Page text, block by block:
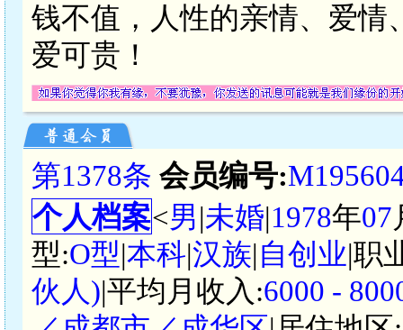
钱不值，人性的亲情、爱情
爱可贵！
第1378条 会员编号:
个人档案<男|未婚|1978年07
型:O型|本科|汉族|自创业|职
伙人)|平均月收入:6000 -